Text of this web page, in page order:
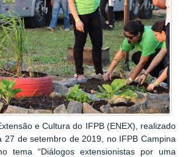
e Cultura do IFPB (ENEX), realizado
27 de setembro de 2019, no IFPB Campina
tema “Diálogos extensionistas por uma